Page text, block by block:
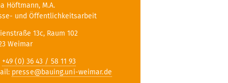
Höftmann, M.A.
und Öffentlichkeitsarbeit
13c, Raum 102
Weimar
+49 (0) 36 43 / 58 11 93
presse@bauing.uni-weimar.de